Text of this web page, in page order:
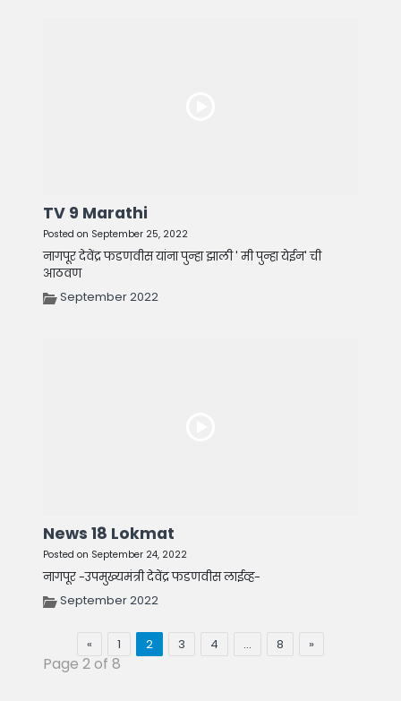
TV 9 Marathi
Posted on September 25, 2022
नागपूर देवेंद्र फडणवीस यांना पुन्हा झाली ' मी पुन्हा येईन' ची
आठवण
September 2022
News 18 Lokmat
Posted on September 24, 2022
नागपूर -उपमुख्यमंत्री देवेंद्र फडणवीस लाईव्ह-
September 2022
« 1 2 3 4 … 8 »
Page 2 of 8